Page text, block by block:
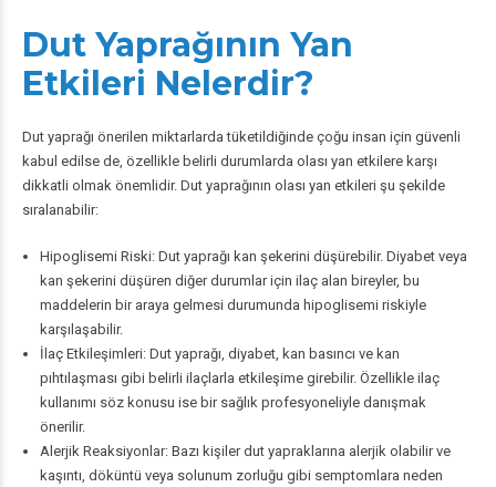
Dut Yaprağının Yan
Etkileri Nelerdir?
Dut yaprağı önerilen miktarlarda tüketildiğinde çoğu insan için güvenli
kabul edilse de, özellikle belirli durumlarda olası yan etkilere karşı
dikkatli olmak önemlidir. Dut yaprağının olası yan etkileri şu şekilde
sıralanabilir:
HipoglisemiRiski: Dut yaprağı kan şekerini düşürebilir. Diyabet veya
kan şekerini düşüren diğer durumlar için ilaç alan bireyler, bu
maddelerin bir araya gelmesi durumunda hipoglisemi riskiyle
karşılaşabilir.
İlaç Etkileşimleri: Dut yaprağı, diyabet, kan basıncı ve kan
pıhtılaşması gibi belirli ilaçlarla etkileşime girebilir. Özellikle ilaç
kullanımı söz konusu ise bir sağlık profesyoneliyle danışmak
önerilir.
Alerjik Reaksiyonlar: Bazı kişiler dut yapraklarına alerjik olabilir ve
kaşıntı, döküntü veya solunum zorluğu gibi semptomlara neden